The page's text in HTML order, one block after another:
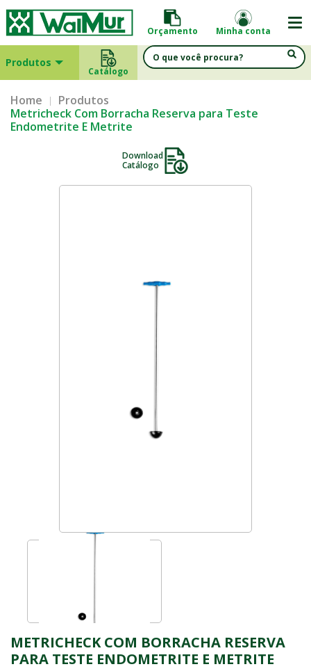
Orçamento Minha conta
Produtos
Catálogo
Home
Produtos
Metricheck Com Borracha Reserva para Teste
Endometrite E Metrite
Download
Catálogo
METRICHECK COM BORRACHA RESERVA
PARA TESTE ENDOMETRITE E METRITE